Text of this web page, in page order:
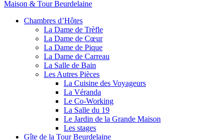
Maison & Tour Beurdelaine
Chambres d’Hôtes
La Dame de Trèfle
La Dame de Cœur
La Dame de Pique
La Dame de Carreau
La Salle de Bain
Les Autres Pièces
La Cuisine des Voyageurs
La Véranda
Le Co-Working
La Salle du 19
Le Jardin de la Grande Maison
Les stages
Gîte de la Tour Beurdelaine